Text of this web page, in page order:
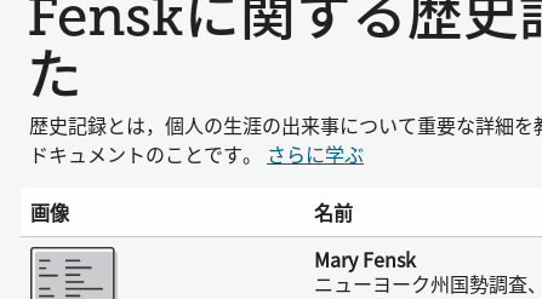
Fenskに関する歴史
た
歴史記録とは，個人の生涯の出来事について重要な詳細を
ドキュメントのことです。 さらに学ぶ
画像 名前
さらに表示
Mary Fensk
ニューヨーク州国勢調査